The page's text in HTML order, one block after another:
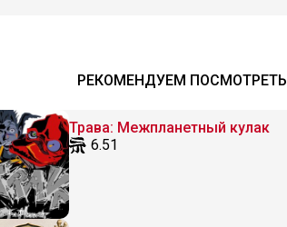
РЕКОМЕНДУЕМ ПОСМОТРЕТЬ
Трава: Межпланетный кулак
6.51